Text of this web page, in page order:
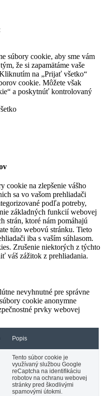
súbory cookie, aby sme vám
že si zapamätáme vaše
na „Prijať všetko“
cookie. Môžete však
a poskytnúť kontrolovaný
cookie na zlepšenie vášho
sa vo vašom prehliadači
podľa potreby,
základných funkcií webovej
strán, ktoré nám pomáhajú
túto webovú stránku. Tieto
iba s vaším súhlasom.
Zrušenie niektorých z týchto
váš zážitok z prehliadania.
nevyhnutné pre správne
cookie anonymne
prvky webovej
Popis
Tento súbor cookie je
využívaný službou Google
reCaptcha na identifikáciu
robotov na ochranu webovej
stránky pred škodlivými
spamovými útokmi.